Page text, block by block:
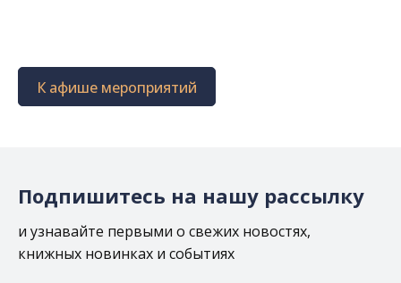
К афише мероприятий
Подпишитесь на нашу рассылку
и узнавайте первыми о свежих новостях,
книжных новинках и событиях